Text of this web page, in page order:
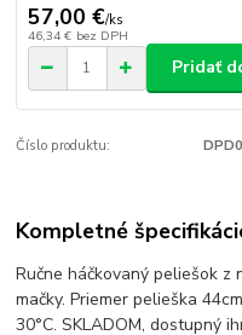
57,00 €/ks
46,34 € bez DPH
Pridať
Číslo produktu:
Kompletné
Ručne háčkovaný peliešok
mačky. Priemer pelieška
30°C. SKLADOM, dostupný